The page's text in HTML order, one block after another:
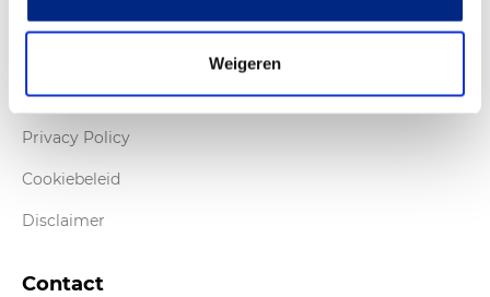
Weigeren
Werken bij De Jong
Privacy Policy
Cookiebeleid
Disclaimer
Contact